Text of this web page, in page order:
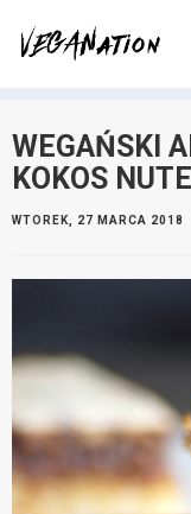
WEGAŃSKI
KOKOS
WTOREK, 27 MARCA 2018